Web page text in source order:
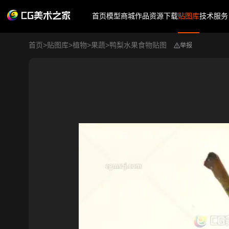
首页模型商城作品资源下载贴图库技术服务
首页>贴图库>植物>果蔬>鸭梨水果食物贴图 举报